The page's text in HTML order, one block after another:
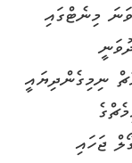
ނިންމާލެވޭ ގޮތެއްނުވިއެވެ. ފަހު ހާފުގެ 18 ވަނަ މިނެޓްގައި
13 ސައުދުވަނީ
ނިމިގެންދިޔައީ
ހޮވުނީ މިމެޗްގައި 3 ގޯލް ޖަހައި